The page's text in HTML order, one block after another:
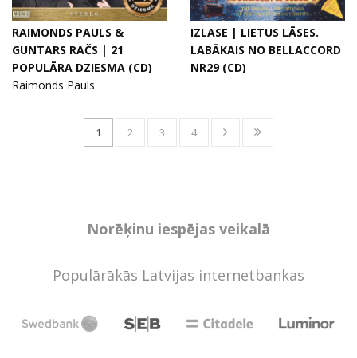
RAIMONDS PAULS &
GUNTARS RAČS | 21
POPULĀRA DZIESMA (CD)
Raimonds Pauls
IZLASE | LIETUS LĀSES.
LABĀKAIS NO BELLACCORD
NR29 (CD)
1 2 3 4
Norēķinu iespējas veikalā
Populārākās Latvijas internetbankas